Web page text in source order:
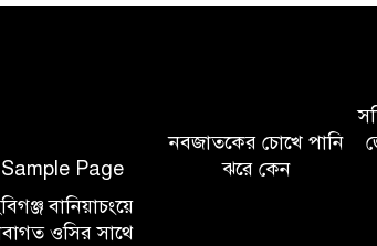
Sample Page
নবজাতকের চোখে পানি
ঝরে কেন
বানিয়াচংয়ে
ওসির সাথে